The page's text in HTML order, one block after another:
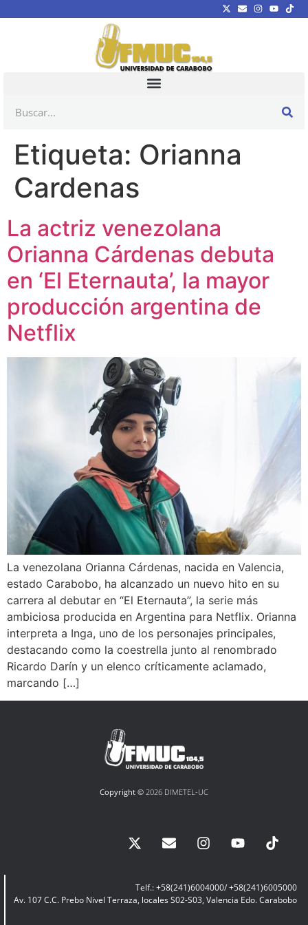
Etiqueta: Orianna
Cardenas
La actriz venezolana
Orianna Cárdenas debuta
en ‘El Eternauta’, la mayor
producción argentina de
Netflix
La venezolana Orianna Cárdenas, nacida en Valencia,
estado Carabobo, ha alcanzado un nuevo hito en su
carrera al debutar en “El Eternauta”, la serie más
ambiciosa producida en Argentina para Netflix. Orianna
interpreta a Inga, uno de los personajes principales,
destacando como la coestrella junto al renombrado
Ricardo Darín y un elenco críticamente aclamado,
marcando […]
Copyright © 2026 DIMETEL-UC
Telf.: +58(241)6004000/ +58(241)6005000
Av. 107 C.C. Prebo Nivel Terraza, locales S02-S03, Valencia Edo. Carabobo